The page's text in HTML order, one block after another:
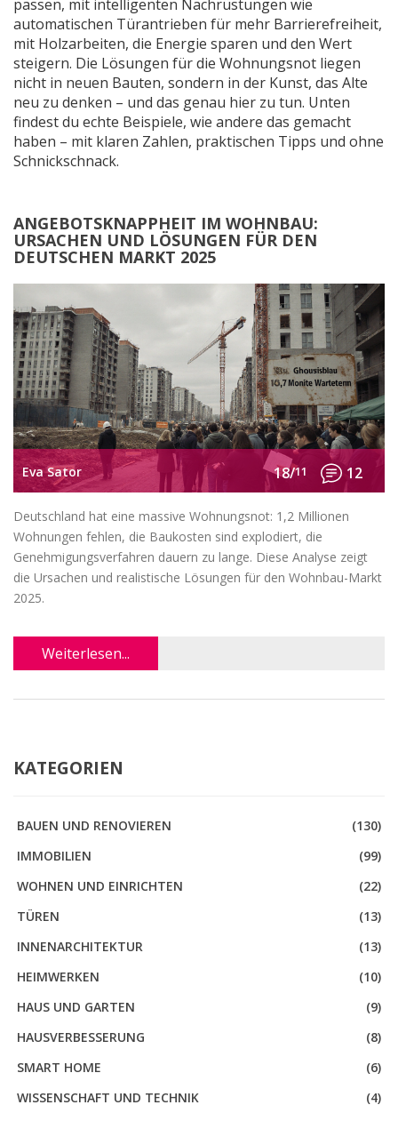
passen, mit intelligenten Nachrüstungen wie
automatischen Türantrieben für mehr Barrierefreiheit,
mit Holzarbeiten, die Energie sparen und den Wert
steigern. Die Lösungen für die Wohnungsnot liegen
nicht in neuen Bauten, sondern in der Kunst, das Alte
neu zu denken – und das genau hier zu tun. Unten
findest du echte Beispiele, wie andere das gemacht
haben – mit klaren Zahlen, praktischen Tipps und ohne
Schnickschnack.
ANGEBOTSKNAPPHEIT IM WOHNBAU:
URSACHEN UND LÖSUNGEN FÜR DEN
DEUTSCHEN MARKT 2025
Eva Sator 18/11 12
Deutschland hat eine massive Wohnungsnot: 1,2 Millionen
Wohnungen fehlen, die Baukosten sind explodiert, die
Genehmigungsverfahren dauern zu lange. Diese Analyse zeigt
die Ursachen und realistische Lösungen für den Wohnbau-Markt
2025.
Weiterlesen...
KATEGORIEN
BAUEN UND RENOVIEREN
(130)
IMMOBILIEN
(99)
WOHNEN UND EINRICHTEN
(22)
TÜREN
(13)
INNENARCHITEKTUR
(13)
HEIMWERKEN
(10)
HAUS UND GARTEN
(9)
HAUSVERBESSERUNG
(8)
SMART HOME
(6)
WISSENSCHAFT UND TECHNIK
(4)